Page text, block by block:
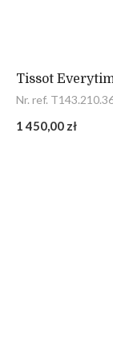
Tissot
Nr. ref.
1 450,00 zł